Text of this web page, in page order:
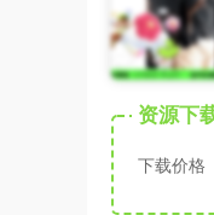
资源下
下载价格